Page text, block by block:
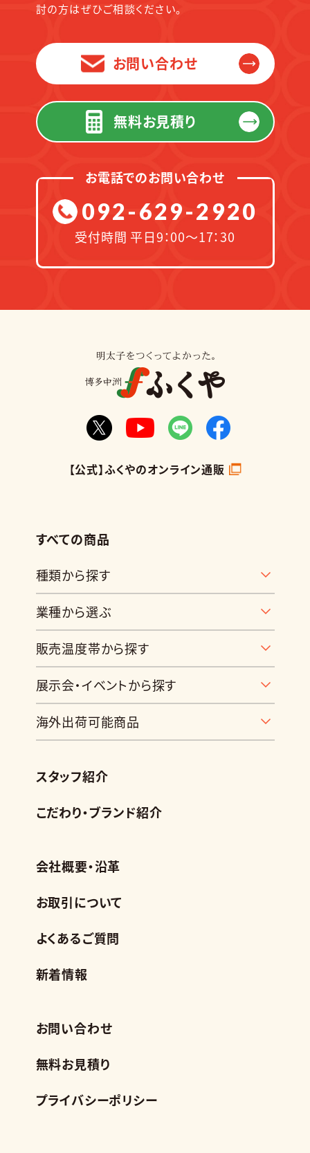
討の方はぜひご相談ください。
お問い合わせ
無料お見積り
お電話でのお問い合わせ
092-629-2920
受付時間 平日9：00～17：30
【公式】ふくやのオンライン通販
すべての商品
種類から探す
業種から選ぶ
販売温度帯から探す
展示会・イベントから探す
海外出荷可能商品
スタッフ紹介
こだわり・ブランド紹介
会社概要・沿革
お取引について
よくあるご質問
新着情報
お問い合わせ
無料お見積り
プライバシーポリシー